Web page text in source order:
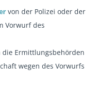
von der Polizei oder der
Vorwurf des
die Ermittlungsbehörden
wegen des Vorwurfs